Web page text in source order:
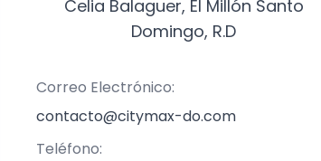
Celia Balaguer, El Millón Santo
Domingo, R.D
Correo Electrónico:
contacto@citymax-do.com
Teléfono: